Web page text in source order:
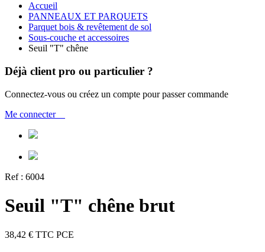
Accueil
PANNEAUX ET PARQUETS
Parquet bois & revêtement de sol
Sous-couche et accessoires
Seuil "T" chêne
Déjà client pro ou particulier ?
Connectez-vous ou créez un compte pour passer commande
Me connecter
Ref : 6004
Seuil "T" chêne brut
38,42 € TTC PCE